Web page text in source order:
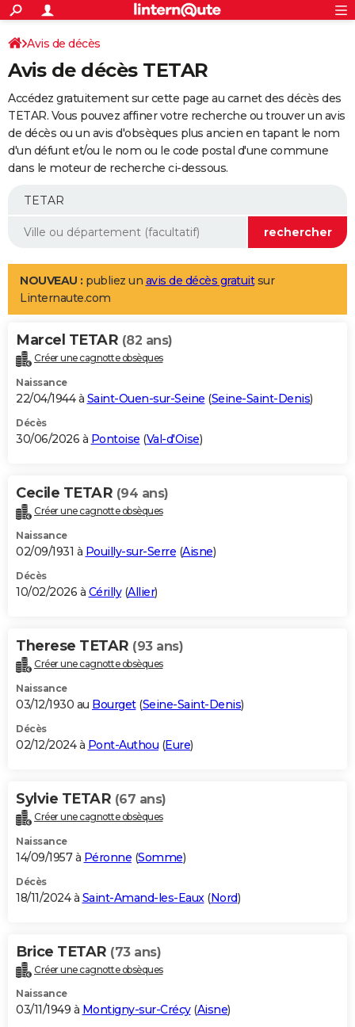
ACTUALITÉS
Politique
Société
Faits Divers
Education
Monde
Villes
+
SPORT
Coupe du monde 2026
Football
Tennis
Cyclisme
Rugby
Forum
Programme TV
TNT
Streaming
Cinéma
Sorties cinéma
Musique
+
FINANCE
Retraite
Impôts
Epargne
Immobilier
Risques naturels par ville
Banque
Assurance
Crédit
AUTO
Essais
Réserver un essai
Citadines
Berlines
SUV
Forum auto
+
Mobiles
Meilleur smartphone
Internet
Ordinateurs
Jeux vidéo
Guide high-tech
Aménagement intérieur
LIFESTYLE
Art de vivre
Bien-être
Loisirs
Mode
Modes de vie
Alimentation
Guide de la santé
Maladies
Médicaments
Sommeil
VOYAGE
Destinations
City break
Voyage nature
Voyage de noces
Forum
Climat
+PHOTO
GUIDES D'ACHAT
BONS PLANS
Carte de Noël
Carte Bonne année
Carte Saint-Valentin
Carte Pâques
Carte d'anniversaire
DICTIONNAIRE
Dictionnaire
Biographies
Citations
Expressions
Proverbes
PROGRAMME TV
S'inscrire
Se connecter
Lycées
Collèges
Primaires
Universités
Entreprises
Service militaire
Avis de recherche
AVIS DE DÉCÈS
Bricolage
Lifestyle
Culture
Sport
Auto
Television
Voyage
Cinema
Avis de décès
Avis de décès TETAR
Accédez gratuitement sur cette page au carnet des décès des
TETAR. Vous pouvez affiner votre recherche ou trouver un avis
de décès ou un avis d'obsèques plus ancien en tapant le nom
d'un défunt et/ou le nom ou le code postal d'une commune
dans le moteur de recherche ci-dessous.
NOUVEAU : publiez un avis de décès gratuitsur
Linternaute.com
Marcel TETAR (82 ans)
Créer une cagnotte obsèques
Naissance
22/04/1944 à Saint-Ouen-sur-Seine (Seine-Saint-Denis)
Décès
30/06/2026 à Pontoise (Val-d'Oise)
Cecile TETAR (94 ans)
Créer une cagnotte obsèques
Naissance
02/09/1931 à Pouilly-sur-Serre (Aisne)
Décès
10/02/2026 à Cérilly(Allier)
Therese TETAR (93 ans)
Créer une cagnotte obsèques
Naissance
03/12/1930 au Bourget(Seine-Saint-Denis)
Décès
02/12/2024 à Pont-Authou (Eure)
Sylvie TETAR (67 ans)
Créer une cagnotte obsèques
Naissance
14/09/1957 à Péronne (Somme)
Décès
18/11/2024 à Saint-Amand-les-Eaux (Nord)
Brice TETAR (73 ans)
Créer une cagnotte obsèques
Naissance
03/11/1949 à Montigny-sur-Crécy(Aisne)